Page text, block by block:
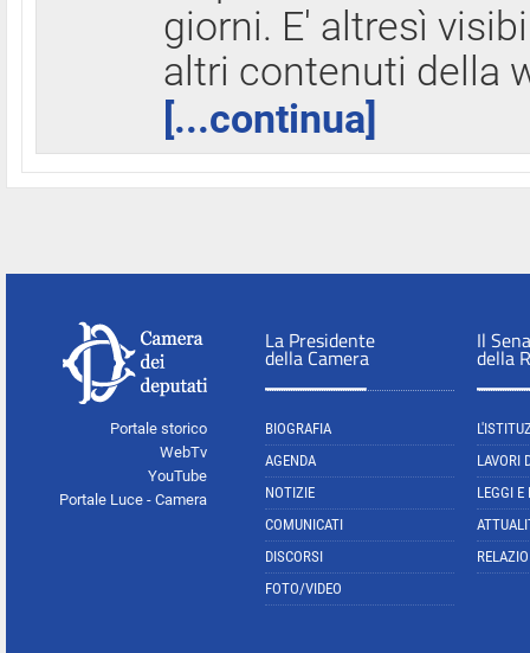
giorni. E' altresì
altri contenuti della
[...continua]
Portale storico
WebTv
YouTube
Portale Luce - Camera
La Presidente
della Camera
BIOGRAFIA
AGENDA
NOTIZIE
COMUNICATI
DISCORSI
FOTO/VIDEO
Il
della
LAVORI
LEGGI E